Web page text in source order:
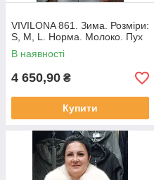
VIVILONA 861. Зима. Розміри:
S, M, L. Норма. Молоко. Пух
В наявності
4 650,90 ₴
Купити